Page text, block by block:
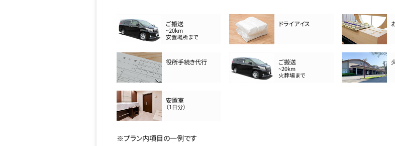
ご搬送
~20km
安置場所まで
ドライアイス
役所手続き代行 ご搬送
~20km
火葬場まで
安置室
（1日分）
※プラン内項目の一例です